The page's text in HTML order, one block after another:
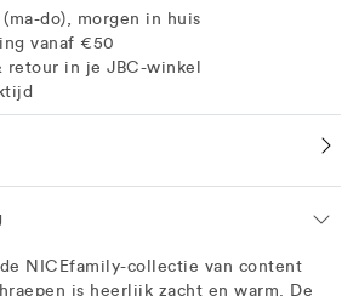
do), morgen in huis
vanaf €50
retour in je JBC-winkel
NICEfamily-collectie van content
is heerlijk zacht en warm. De